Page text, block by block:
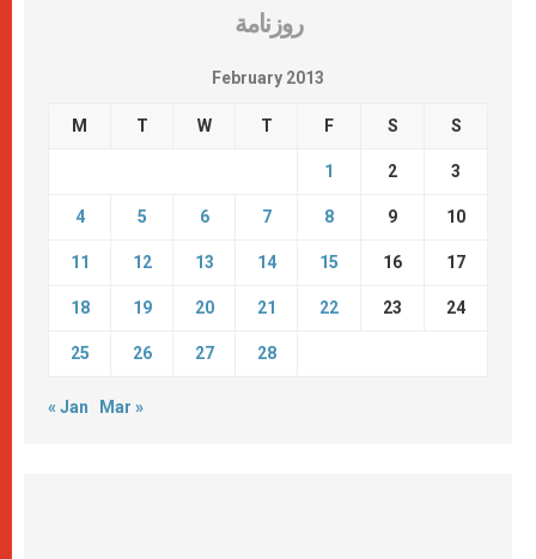
روزنامة
February 2013
M T W T F S S
1 2 3
4 5 6 7 8 9 10
11 12 13 14 15 16 17
18 19 20 21 22 23 24
25 26 27 28
« Jan Mar »